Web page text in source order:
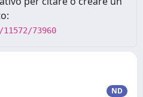
73960
ND